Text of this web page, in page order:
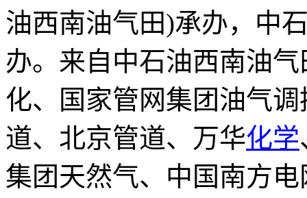
油西南油气田)承办，中
办。来自中石油西南油
化、国家管网集团油气
道、北京管道、万华化学
集团天然气、中国南方